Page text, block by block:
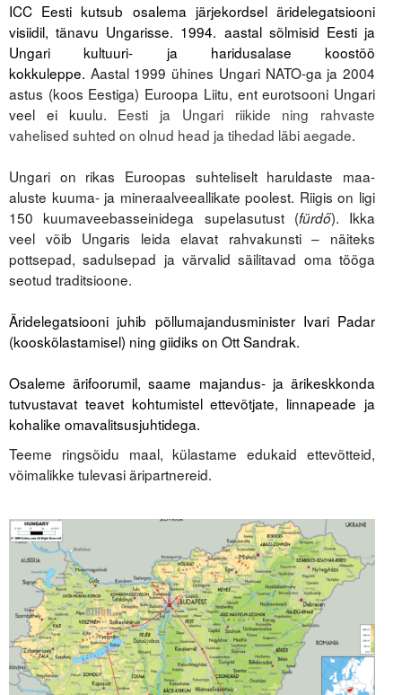
Viidad
ICC WBO
ICC komisjonid
Digiraamatukogu
Juhendid ja väljaanded
Videod
Kontakt
Liitu meililistiga
Oskusteave
Abimaterjalid
ICC Eesti kutsub osalema järjekordsel äridelegatsiooni
visiidil, tänavu Ungarisse. 1994. aastal sõlmisid Eesti ja
Ungari kultuuri- ja haridusalase koostöö
kokkuleppe. Aastal 1999 ühines Ungari NATO-ga ja 2004
astus (koos Eestiga) Euroopa Liitu, ent eurotsooni Ungari
veel ei kuulu. Eesti ja Ungari riikide ning rahvaste
vahelised suhted on olnud head ja tihedad läbi aegade.
Ungari on rikas Euroopas suhteliselt haruldaste maa-
aluste kuuma- ja mineraalveeallikate poolest. Riigis on ligi
150 kuuma­vee­basseinidega supelasutust (fürdő). Ikka
veel võib Ungaris leida elavat rahvakunsti – näiteks
pottsepad, sadulsepad ja värvalid säilitavad oma tööga
seotud traditsioone.
Äridelegatsiooni juhib põllumajandusminister Ivari Padar
(kooskõlastamisel) ning giidiks on Ott Sandrak.
Osaleme ärifoorumil, saame majandus- ja ärikeskkonda
tutvustavat teavet kohtumistel ettevõtjate, linnapeade ja
kohalike omavalitsusjuhtidega.
Teeme ringsõidu maal, külastame edukaid ettevõtteid,
võimalikke tulevasi äripartnereid.